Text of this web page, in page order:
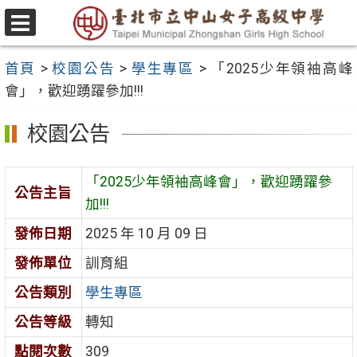
跳
至
要
內
容
區
選
單
首頁 >校園公告 > 學生專區 >
「2025少年領袖高峰
會」，歡迎踴躍參加!!!
校園公告
公告主旨
「2025少年領袖高峰會」，歡迎踴躍參
加!!!
發佈日期
2025 年 10 月 09 日
發佈單位
訓育組
公告類別
學生專區
公告等級
轉知
點閱次數
309